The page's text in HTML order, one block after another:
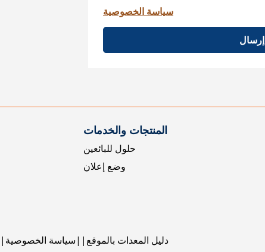
سياسة الخصوصية
إرسال
المنتجات والخدمات
حلول للبائعين
وضع إعلان
سياسة الخصوصية دليل المعدات بالموقع